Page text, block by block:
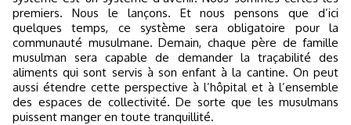
premiers. Nous le lançons. Et nous pensons que d’ici
quelques temps, ce système sera obligatoire pour la
communauté musulmane. Demain, chaque père de famille
musulman sera capable de demander la traçabilité des
aliments qui sont servis à son enfant à la cantine. On peut
aussi étendre cette perspective à l’hôpital et à l’ensemble
des espaces de collectivité. De sorte que les musulmans
puissent manger en toute tranquillité.